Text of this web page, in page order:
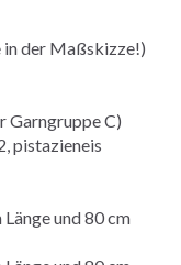
in der Maßskizze!)
Garngruppe C)
pistazieneis
und 80 cm